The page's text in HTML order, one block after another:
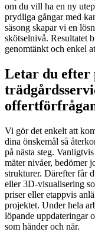
om du vill ha en ny
prydliga gångar med
säsong skapar vi en
skötselnivå. Resultatet
genomtänkt och enkel
Letar du efter
Vi gör det enkelt att
dina önskemål så
på nästa steg.
mäter nivåer, bedömer
strukturer. Därefter får
eller 3D‑visualisering
priser eller etappvis
projektet. Under hela
löpande uppdateringar
som händer och när.